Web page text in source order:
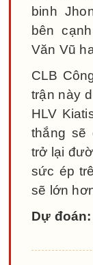
binh
bên
Văn Vũ
CLB
trận này
HLV
thắng sẽ
trở lại
sức ép
sẽ lớn
Dự đoán: